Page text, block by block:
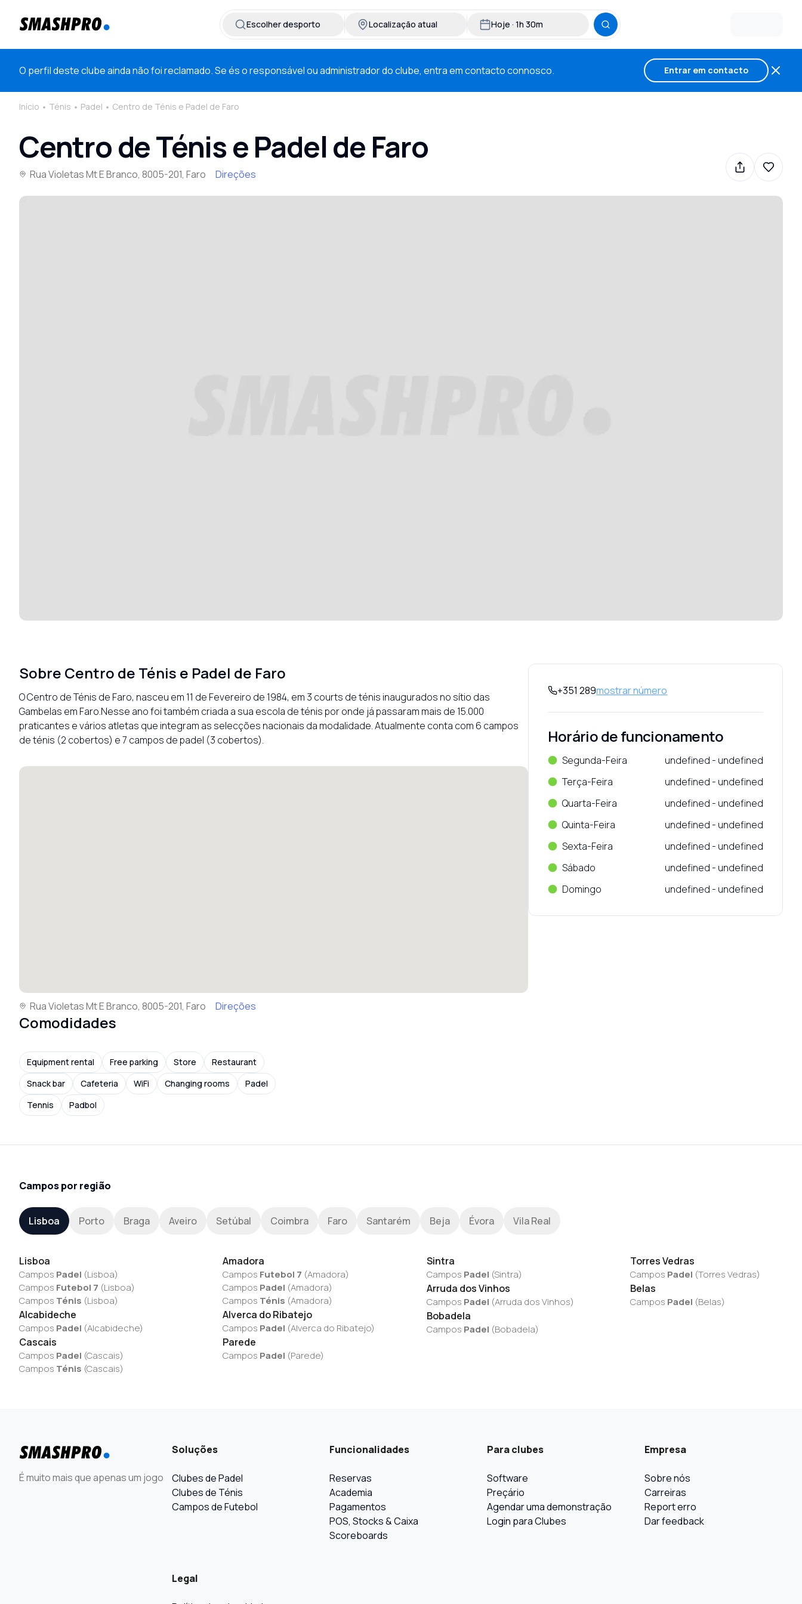
Escolher desporto Localização atual Hoje · 1h 30m
O perfil deste clube ainda não foi reclamado. Se és o responsável ou administrador do clube, entra em contacto connosco. Entrar em contacto
Início Ténis Padel Centro de Ténis e Padel de Faro
Centro de Ténis e Padel de Faro
Rua Violetas Mt E Branco, 8005-201, Faro Direções
Sobre Centro de Ténis e Padel de Faro
O Centro de Ténis de Faro, nasceu em 11 de Fevereiro de 1984, em 3 courts de ténis inaugurados no sítio das
Gambelas em Faro.Nesse ano foi também criada a sua escola de ténis por onde já passaram mais de 15.000
praticantes e vários atletas que integram as selecções nacionais da modalidade. Atualmente conta com 6 campos
de ténis (2 cobertos) e 7 campos de padel (3 cobertos).
Rua Violetas Mt E Branco, 8005-201, Faro Direções
Comodidades
Equipment rental Free parking Store
Restaurant
Snack bar
Cafeteria WiFi Changing rooms
Padel
Tennis
Padbol
+351 289mostrar número
Horário de funcionamento
Segunda-Feira
undefined - undefined
Terça-Feira
undefined - undefined
Quarta-Feira
undefined - undefined
Quinta-Feira
undefined - undefined
Sexta-Feira
undefined - undefined
Sábado
undefined - undefined
Domingo
undefined - undefined
Campos por região
Lisboa Porto Braga Aveiro Setúbal Coimbra Faro Santarém Beja Évora Vila Real
Lisboa
Campos Padel (Lisboa)
Campos Futebol 7 (Lisboa)
Campos Ténis (Lisboa)
Alcabideche
Campos Padel (Alcabideche)
Cascais
Campos Padel (Cascais)
Campos Ténis (Cascais)
Amadora
Campos Futebol 7 (Amadora)
Campos Padel (Amadora)
Campos Ténis (Amadora)
Alverca do Ribatejo
Campos Padel (Alverca do Ribatejo)
Parede
Campos Padel (Parede)
Sintra
Campos Padel (Sintra)
Arruda dos Vinhos
Campos Padel (Arruda dos Vinhos)
Bobadela
Campos Padel (Bobadela)
Torres Vedras
Campos Padel (Torres Vedras)
Belas
Campos Padel (Belas)
É muito mais que apenas um jogo
Soluções
Clubes de Padel
Clubes de Ténis
Campos de Futebol
Funcionalidades
Reservas
Academia
Pagamentos
POS, Stocks & Caixa
Scoreboards
Para clubes
Software
Preçário
Agendar uma demonstração
Login para Clubes
Empresa
Sobre nós
Carreiras
Report erro
Dar feedback
Legal